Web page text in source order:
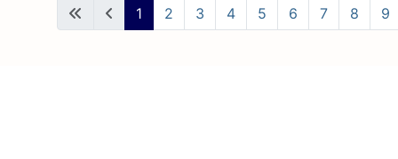
1 2 3 4 5 6 7 8 9